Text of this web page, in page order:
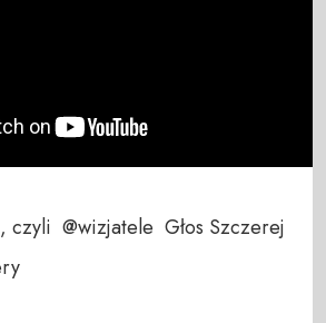
@wizjatele  Głos Szczerej